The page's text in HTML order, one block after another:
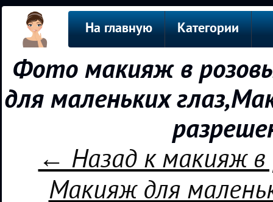
На главную Категории
Фото макияж в
для маленьких
← Назад к макияж в
Макияж для